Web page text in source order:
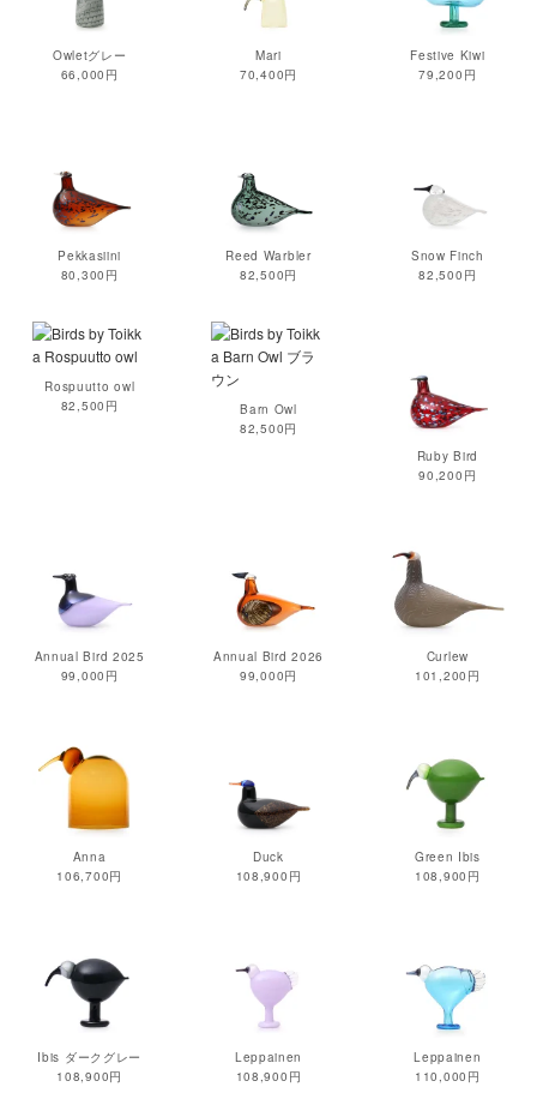
Owletグレー
66,000円
Mari
70,400円
Festive Kiwi
79,200円
Pekkasiini
80,300円
Reed Warbler
82,500円
Snow Finch
82,500円
Rospuutto owl
82,500円
Barn Owl
82,500円
Ruby Bird
90,200円
Annual Bird 2025
99,000円
Annual Bird 2026
99,000円
Curlew
101,200円
Anna
106,700円
Duck
108,900円
Green Ibis
108,900円
Ibis ダークグレー
108,900円
Leppainen
108,900円
Leppainen
110,000円